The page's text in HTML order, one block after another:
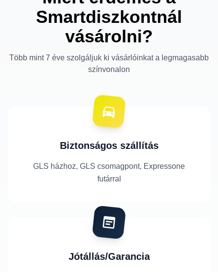
Smartdiszkontnál
vásárolni?
Több mint 7 éve szolgáljuk ki vásárlóinkat a legmagasabb
színvonalon
Biztonságos szállítás
GLS házhoz, GLS csomagpont, Expressone
futárral
Jótállás/Garancia